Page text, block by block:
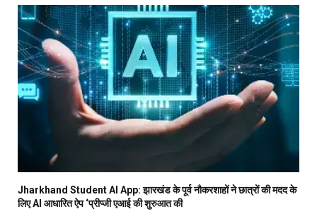
Jharkhand Student AI App: झारखंड के पूर्व नौकरशाहों ने छात्रों की मदद के
लिए AI आधारित ऐप ‘प्रीप्जी एआई की शुरुआत की